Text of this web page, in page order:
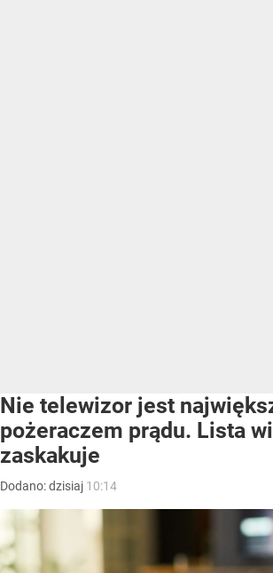
Nie telewizor jest
pożeraczem prądu. Lista
zaskakuje
Dodano:dzisiaj 10:14